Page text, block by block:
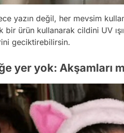
yazın değil, her mevsim
bir ürün kullanarak cildini UV
geciktirebilirsin.
yer yok: Akşamları